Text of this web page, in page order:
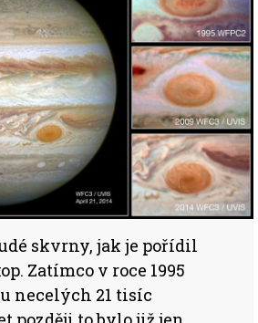
skvrny, jak je pořídil
Zatímco v roce 1995
necelých 21 tisíc